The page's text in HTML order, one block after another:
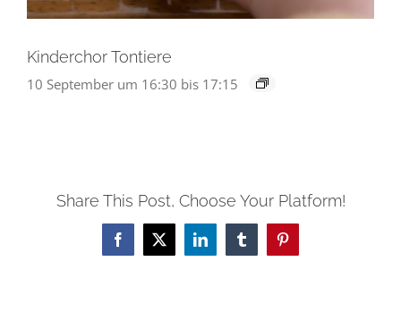
Kinderchor Tontiere
10 September um 16:30 bis 17:15
Share This Post, Choose Your Platform!
Facebook
X LinkedInTumblrPinterest